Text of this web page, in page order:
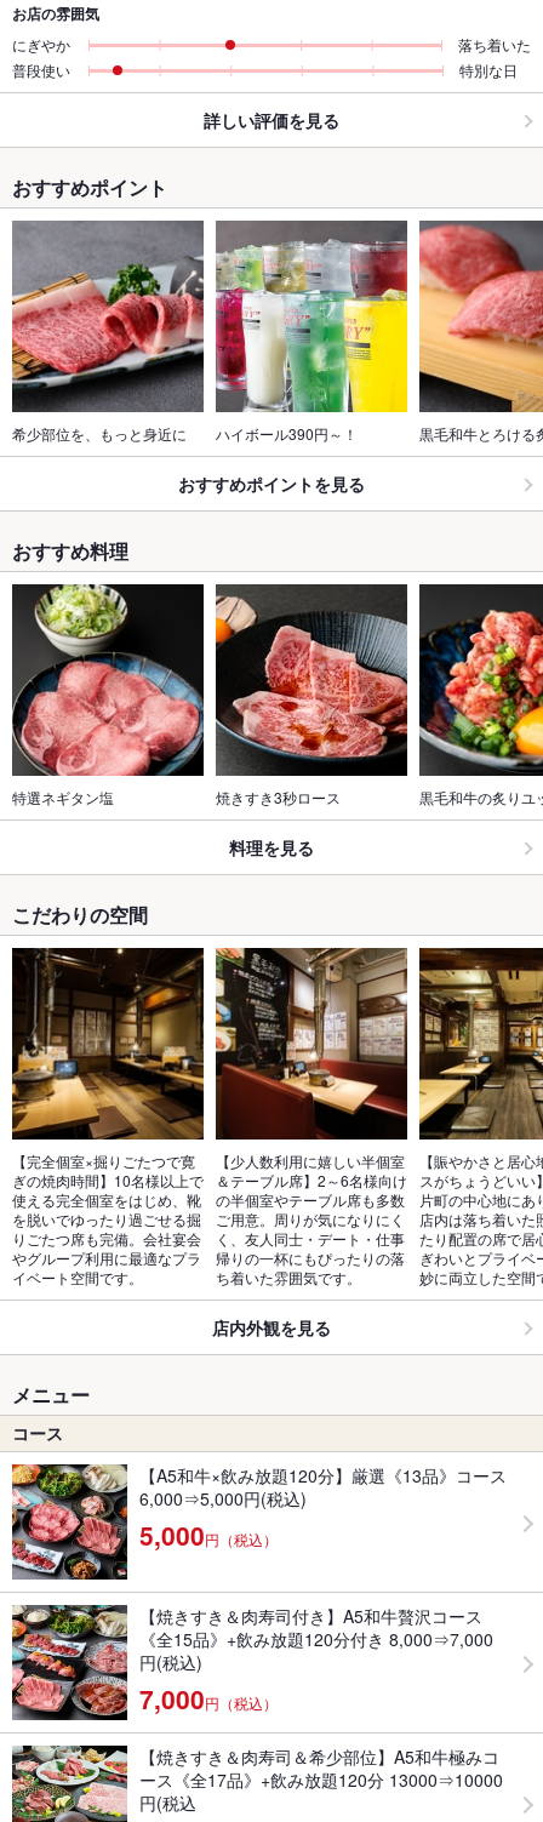
お店の雰囲気
にぎやか
落ち着いた
普段使い
特別な日
詳しい評価を見る
おすすめポイント
希少部位を、もっと身近に ハイボール390円～！ 黒毛和牛とろける
おすすめポイントを見る
おすすめ料理
特選ネギタン塩 焼きすき3秒ロース 黒毛和牛の炙りユ
料理を見る
こだわりの空間
【完全個室×掘りごたつで寛
ぎの焼肉時間】10名様以上で
使える完全個室をはじめ、靴
を脱いでゆったり過ごせる掘
りごたつ席も完備。会社宴会
やグループ利用に最適なプラ
イベート空間です。
【少人数利用に嬉しい半個室
＆テーブル席】2～6名様向け
の半個室やテーブル席も多数
ご用意。周りが気になりにく
く、友人同士・デート・仕事
帰りの一杯にもぴったりの落
ち着いた雰囲気です。
【賑やかさと居
スがちょうどいい
片町の中心地にあ
店内は落ち着いた
たり配置の席で
ぎわいとプライベ
妙に両立した空間
店内外観を見る
メニュー
コース
【A5和牛×飲み放題120分】厳選《13品》コース
6,000⇒5,000円(税込)
5,000円（税込）
【焼きすき＆肉寿司付き】A5和牛贅沢コース
《全15品》+飲み放題120分付き 8,000⇒7,000
円(税込)
7,000円（税込）
【焼きすき＆肉寿司＆希少部位】A5和牛極みコ
ース《全17品》+飲み放題120分 13000⇒10000
円(税込